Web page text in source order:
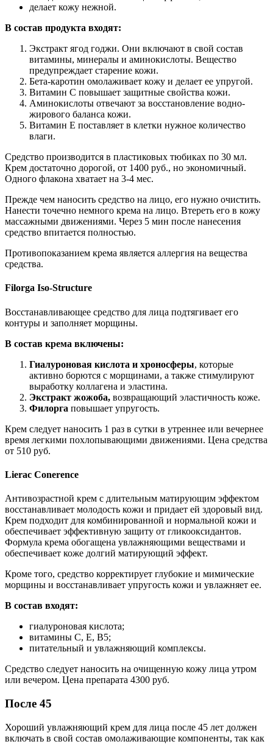
делает кожу нежной.
В состав продукта входят:
Экстракт ягод годжи. Они включают в свой состав
витамины, минералы и аминокислоты. Вещество
предупреждает старение кожи.
Бета-каротин омолаживает кожу и делает ее упругой.
Витамин С повышает защитные свойства кожи.
Аминокислоты отвечают за восстановление водно-
жирового баланса кожи.
Витамин Е поставляет в клетки нужное количество
влаги.
Средство производится в пластиковых тюбиках по 30 мл.
Крем достаточно дорогой, от 1400 руб., но экономичный.
Одного флакона хватает на 3-4 мес.
Прежде чем наносить средство на лицо, его нужно очистить.
Нанести точечно немного крема на лицо. Втереть его в кожу
массажными движениями. Через 5 мин после нанесения
средство впитается полностью.
Противопоказанием крема является аллергия на вещества
средства.
Filorga Iso-Structure
Восстанавливающее средство для лица подтягивает его
контуры и заполняет морщины.
В состав крема включены:
Гиалуроновая кислота и хроносферы, которые
активно борются с морщинами, а также стимулируют
выработку коллагена и эластина.
Экстракт жожоба, возвращающий эластичность коже.
Филорга повышает упругость.
Крем следует наносить 1 раз в сутки в утреннее или вечернее
время легкими похлопывающими движениями. Цена средства
от 510 руб.
Lierac Conerence
Антивозрастной крем с длительным матирующим эффектом
восстанавливает молодость кожи и придает ей здоровый вид.
Крем подходит для комбинированной и нормальной кожи и
обеспечивает эффективную защиту от гликооксидантов.
Формула крема обогащена увлажняющими веществами и
обеспечивает коже долгий матирующий эффект.
Кроме того, средство корректирует глубокие и мимические
морщины и восстанавливает упругость кожи и увлажняет ее.
В состав входят:
гиалуроновая кислота;
витамины С, Е, В5;
питательный и увлажняющий комплексы.
Средство следует наносить на очищенную кожу лица утром
или вечером. Цена препарата 4300 руб.
После 45
Хороший увлажняющий крем для лица после 45 лет должен
включать в свой состав омолаживающие компоненты, так как